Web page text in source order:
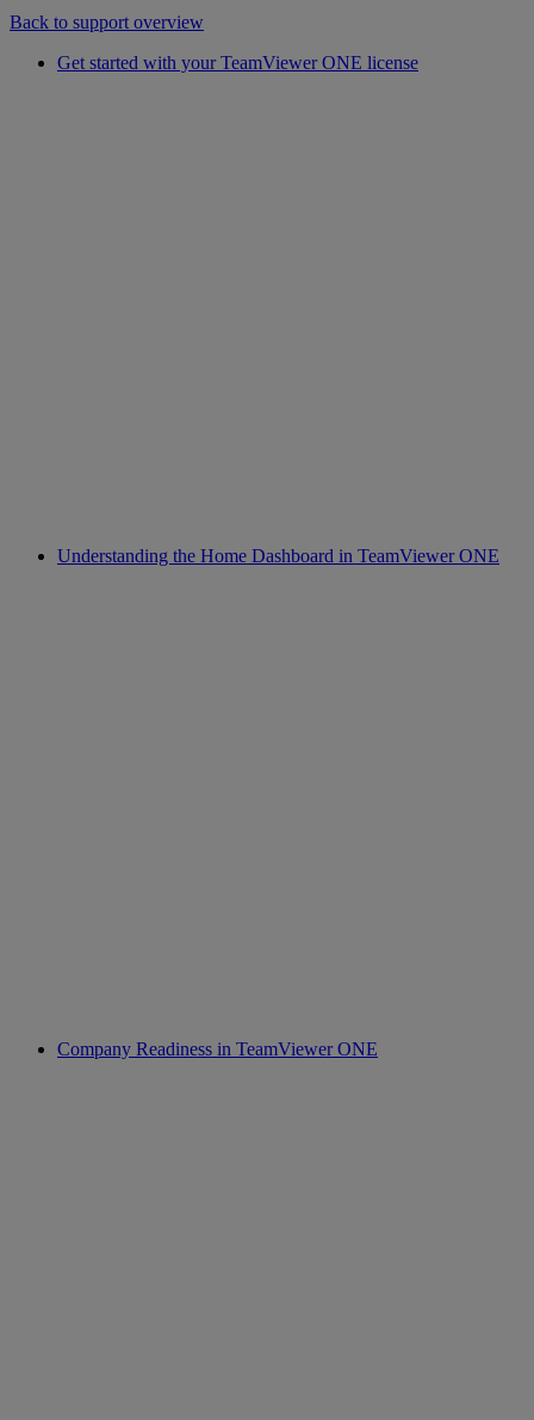
Back to support overview
Get started with your TeamViewer ONE license
Understanding the Home Dashboard in TeamViewer ONE
Company Readiness in TeamViewer ONE